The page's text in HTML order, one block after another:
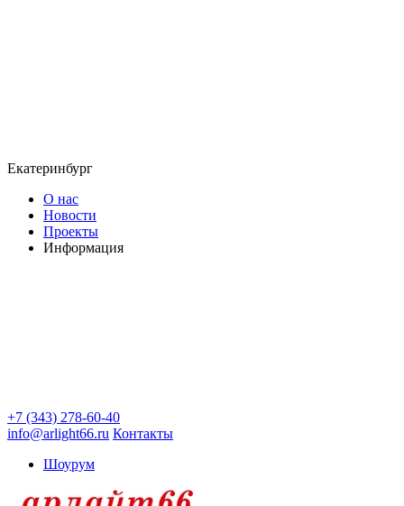
Екатеринбург
О нас
Новости
Проекты
Информация
+7 (343) 278-60-40
info@arlight66.ru Контакты
Шоурум